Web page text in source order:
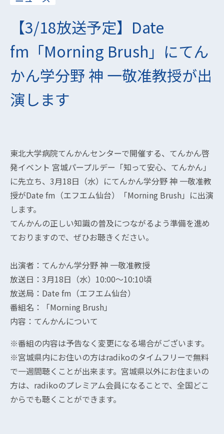
【3/18放送予定】Date
fm「Morning Brush」にてん
かん学分野 神 一敬准教授が出
演します
東北大学病院てんかんセンターで開催する、てんかん啓
発イベント 宮城パープルデー「知って安心、てんかん」
に先立ち、3月18日（水）にてんかん学分野 神 一敬准教
授がDate fm（エフエム仙台）「Morning Brush」に出演
します。
てんかんの正しい知識の普及につながるよう準備を進め
ておりますので、ぜひお聴きください。
出演者：てんかん学分野 神 一敬准教授
放送日：3月18日（水）10:00～10:10頃
放送局：Date fm（エフエム仙台）
番組名：「Morning Brush」
内容：てんかんについて
※番組の内容は予告なく変更になる場合がございます。
※宮城県内にお住いの方はradikoのタイムフリーで無料
で一週間聴くことが出来ます。宮城県以外にお住まいの
方は、radikoのプレミアム会員になることで、全国どこ
からでも聴くことができます。